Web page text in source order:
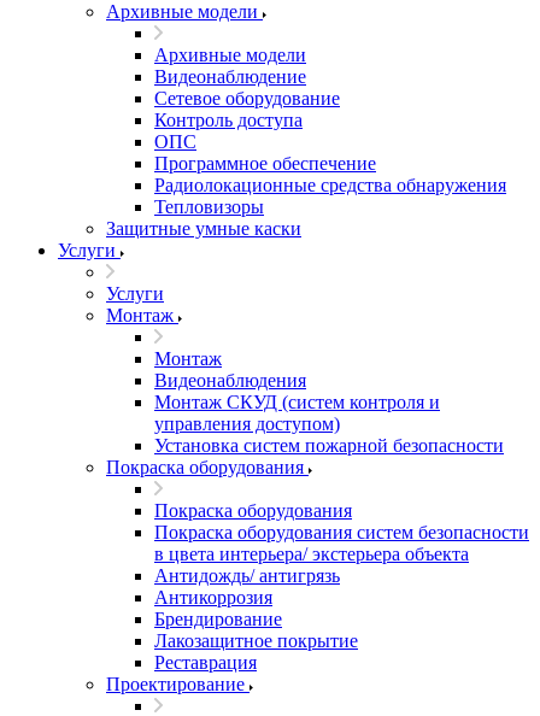
Архивные модели
Архивные модели
Видеонаблюдение
Сетевое оборудование
Контроль доступа
ОПС
Программное обеспечение
Радиолокационные средства обнаружения
Тепловизоры
Защитные умные каски
Услуги
Услуги
Монтаж
Монтаж
Видеонаблюдения
Монтаж СКУД (систем контроля и
управления доступом)
Установка систем пожарной безопасности
Покраска оборудования
Покраска оборудования
Покраска оборудования систем безопасности
в цвета интерьера/ экстерьера объекта
Антидождь/ антигрязь
Антикоррозия
Брендирование
Лакозащитное покрытие
Реставрация
Проектирование